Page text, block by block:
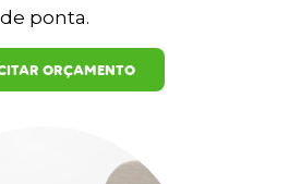
de ponta.
ORÇAMENTO